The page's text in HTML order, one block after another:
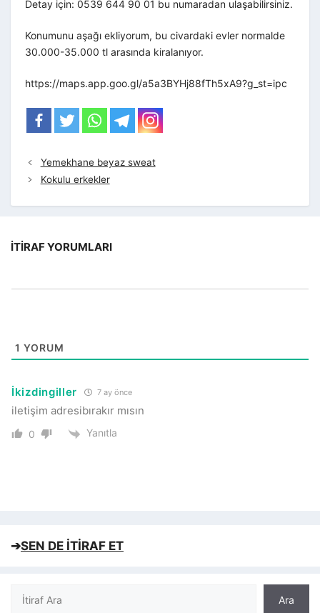
Detay için: 0539 644 90 01 bu numaradan ulaşabilirsiniz.
Konumunu aşağı ekliyorum, bu civardaki evler normalde
30.000-35.000 tl arasında kiralanıyor.
https://maps.app.goo.gl/a5a3BYHj88fTh5xA9?g_st=ipc
Yemekhane beyaz sweat
Kokulu erkekler
İTIRAF YORUMLARI
1 YORUM
İkizdingiller 7 ay önce
iletişim adresibırakır mısın
0 Yanıtla
➔SEN DE İTİRAF ET
Ara
Ara